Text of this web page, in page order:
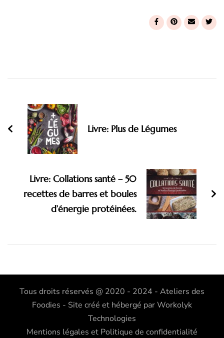
Navigation
Livre: Plus de Légumes
Livre: Collations santé – 50
recettes de barres et boules
d’énergie protéinées.
Tous droits réservés @ 2020 - 2024 - Ateliers des
Foodies - Site créé et hébergé parWorkolyk
Technologies
Mentions légales et Politique de confidentialité